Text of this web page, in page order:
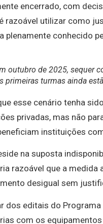
encerrado, com
razoável utilizar como
plenamente conhecido
outubro de 2025, sequer
primeiras turmas ainda
esse cenário tenha
privadas, mas não
instituições
na suposta
razoável que a
desigual sem
dos editais do
com os